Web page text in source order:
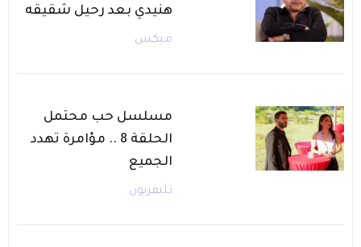
هنيدي بعد رحيل شقيقه
ميكس
مسلسل حب محتمل
الحلقة 8 .. مؤامرة تهدد
الجميع
تليفزيون